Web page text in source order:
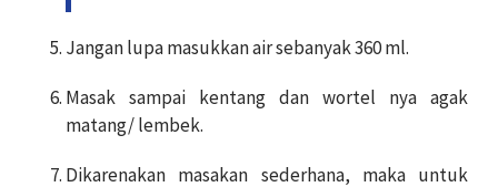
Jangan lupa masukkan air sebanyak 360 ml.
Masak sampai kentang dan wortel nya agak
matang/ lembek.
Dikarenakan masakan sederhana, maka untuk